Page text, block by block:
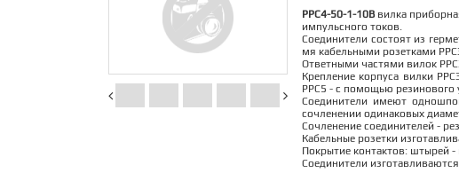
РРС4-50-1-10Ввилка
импульсного токов.
Соединители состоят из
мя кабельными розетками
Ответными частями вилок
Крепление корпуса вилки
РРС5 - с помощью резинового
Соединители имеют
сочленении одинаковых
Сочленение соединителей -
Кабельные розетки
Покрытие контактов: штырей -
Соединители